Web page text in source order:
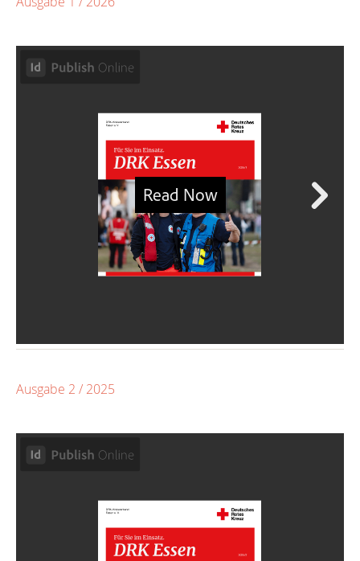
Ausgabe 2 / 2025